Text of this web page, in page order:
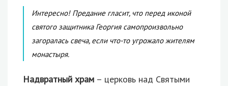
Интересно! Предание гласит, что перед иконой
святого защитника Георгия самопроизвольно
загоралась свеча, если что-то угрожало жителям
монастыря.
Надвратный храм – церковь над Святыми